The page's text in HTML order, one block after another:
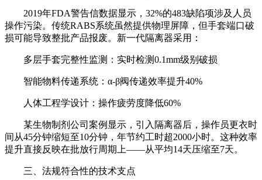
2019年FDA警告信数据显示，32%的483缺陷项涉及人员
操作污染。传统RABS系统虽然提供物理屏障，但手套端口破
损可能导致整批产品报废。新一代隔离器采用：
多层手套完整性监测：实时检测0.1mm级别破损
智能物料传递系统：α-β阀传递效率提升40%
人体工程学设计：操作疲劳度降低60%
某生物制剂公司案例显示，引入隔离器后，操作员更衣时
间从45分钟缩短至10分钟，年节约工时超2000小时。这种效率
提升直接反映在批放行周期上——从平均14天压缩至7天。
三、法规符合性的技术支点